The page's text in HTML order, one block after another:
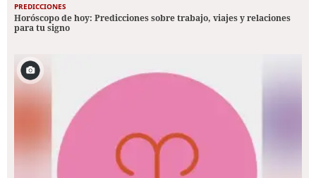
PREDICCIONES
Horóscopo de hoy: Predicciones sobre trabajo, viajes y relaciones
para tu signo